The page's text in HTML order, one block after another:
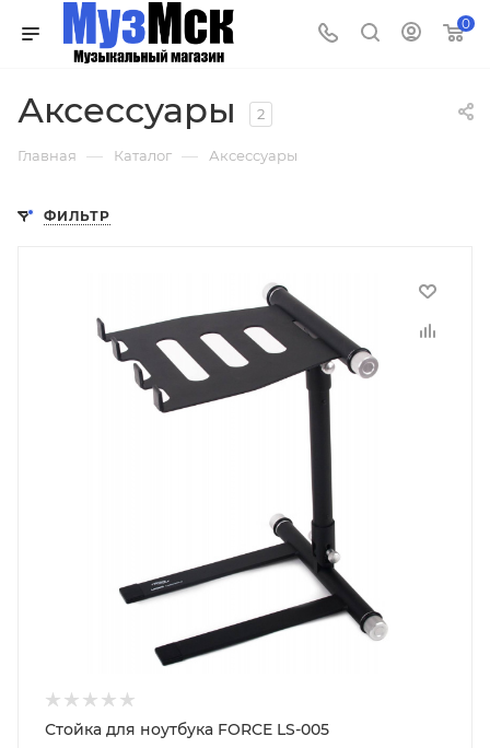
0
Аксессуары 2
Главная — Каталог — Аксессуары
ФИЛЬТР
Стойка для ноутбука FORCE LS-005